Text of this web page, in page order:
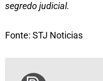
segredo judicial.
Fonte: STJ Noticias